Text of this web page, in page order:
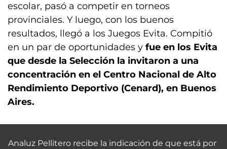
escolar, pasó a competir en torneos
provinciales. Y luego, con los buenos
resultados, llegó a los Juegos Evita. Compitió
en un par de oportunidades y fue en los Evita
que desde la Selección la invitaron a una
concentración en el Centro Nacional de Alto
Rendimiento Deportivo (Cenard), en Buenos
Aires.
Analuz Pellitero recibe la indicación de que está por